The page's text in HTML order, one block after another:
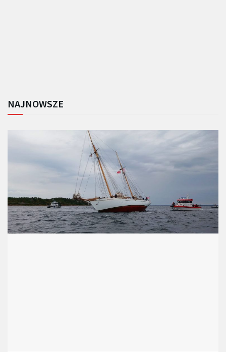
NAJNOWSZE